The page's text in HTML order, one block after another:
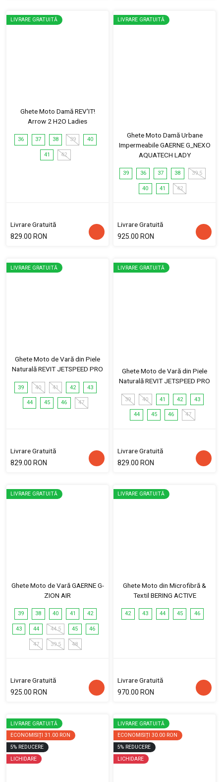
LIVRARE GRATUITĂ
Ghete Moto Damă REV'IT!
Arrow 2 H2O Ladies
36 37 38 39 40
41 42
Livrare Gratuită
829.00 RON
LIVRARE GRATUITĂ
Ghete Moto Damă Urbane
Impermeabile GAERNE G_NEXO
AQUATECH LADY
39 36 37 38 39.5
40 41 42
Livrare Gratuită
925.00 RON
LIVRARE GRATUITĂ
Ghete Moto de Vară din Piele
Naturală REVIT JETSPEED PRO
39 40 41 42 43
44 45 46 47
Livrare Gratuită
829.00 RON
LIVRARE GRATUITĂ
Ghete Moto de Vară din Piele
Naturală REVIT JETSPEED PRO
39 40 41 42 43
44 45 46 47
Livrare Gratuită
829.00 RON
LIVRARE GRATUITĂ
Ghete Moto de Vară GAERNE G-
ZION AIR
39 38 40 41 42
43 44 44.5 45 46
47 39.5 48
Livrare Gratuită
925.00 RON
LIVRARE GRATUITĂ
Ghete Moto din Microfibră &
Textil BERING ACTIVE
42 43 44 45 46
Livrare Gratuită
970.00 RON
LIVRARE GRATUITĂ
ECONOMISIȚI 31.00 RON
5% REDUCERE
LICHIDARE
LIVRARE GRATUITĂ
ECONOMISIȚI 30.00 RON
5% REDUCERE
LICHIDARE